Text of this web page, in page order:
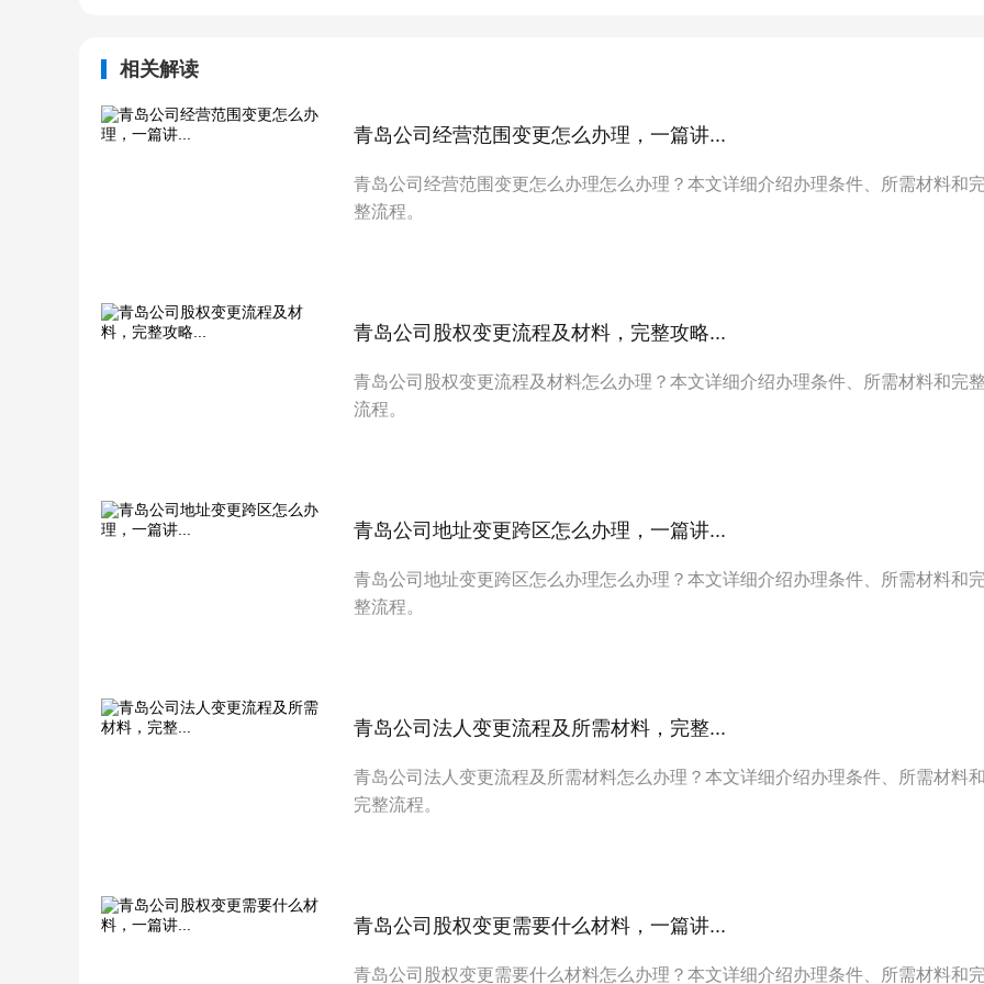
相关解读
青岛公司经营范围变更怎么办理，一篇讲...
青岛公司经营范围变更怎么办理怎么办理？本文详细介绍办理条件、所需材料和
整流程。
青岛公司股权变更流程及材料，完整攻略...
青岛公司股权变更流程及材料怎么办理？本文详细介绍办理条件、所需材料和完
流程。
青岛公司地址变更跨区怎么办理，一篇讲...
青岛公司地址变更跨区怎么办理怎么办理？本文详细介绍办理条件、所需材料和
整流程。
青岛公司法人变更流程及所需材料，完整...
青岛公司法人变更流程及所需材料怎么办理？本文详细介绍办理条件、所需材料
完整流程。
青岛公司股权变更需要什么材料，一篇讲...
青岛公司股权变更需要什么材料怎么办理？本文详细介绍办理条件、所需材料和